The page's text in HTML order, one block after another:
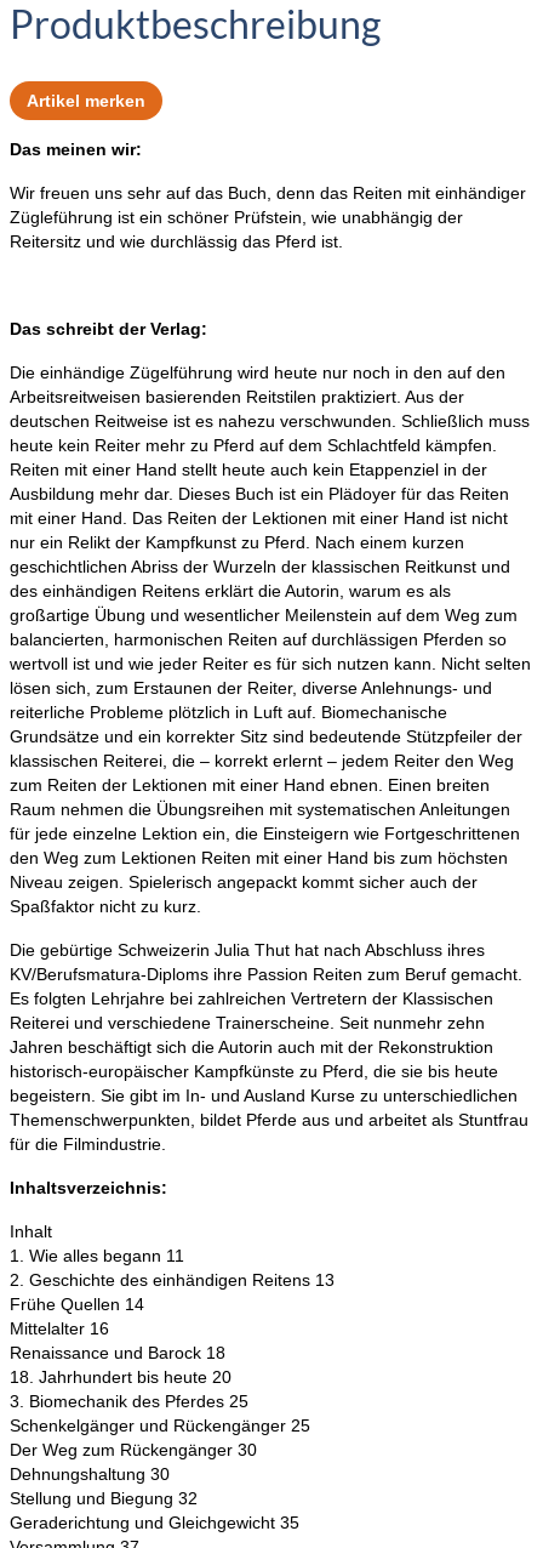
Produktbeschreibung
Artikel merken
Das meinen wir:
Wir freuen uns sehr auf das Buch, denn das Reiten mit einhändiger
Zügleführung ist ein schöner Prüfstein, wie unabhängig der
Reitersitz und wie durchlässig das Pferd ist.
Das schreibt der Verlag:
Die einhändige Zügelführung wird heute nur noch in den auf den
Arbeitsreitweisen basierenden Reitstilen praktiziert. Aus der
deutschen Reitweise ist es nahezu verschwunden. Schließlich muss
heute kein Reiter mehr zu Pferd auf dem Schlachtfeld kämpfen.
Reiten mit einer Hand stellt heute auch kein Etappenziel in der
Ausbildung mehr dar. Dieses Buch ist ein Plädoyer für das Reiten
mit einer Hand. Das Reiten der Lektionen mit einer Hand ist nicht
nur ein Relikt der Kampfkunst zu Pferd. Nach einem kurzen
geschichtlichen Abriss der Wurzeln der klassischen Reitkunst und
des einhändigen Reitens erklärt die Autorin, warum es als
großartige Übung und wesentlicher Meilenstein auf dem Weg zum
balancierten, harmonischen Reiten auf durchlässigen Pferden so
wertvoll ist und wie jeder Reiter es für sich nutzen kann. Nicht selten
lösen sich, zum Erstaunen der Reiter, diverse Anlehnungs- und
reiterliche Probleme plötzlich in Luft auf. Biomechanische
Grundsätze und ein korrekter Sitz sind bedeutende Stützpfeiler der
klassischen Reiterei, die – korrekt erlernt – jedem Reiter den Weg
zum Reiten der Lektionen mit einer Hand ebnen. Einen breiten
Raum nehmen die Übungsreihen mit systematischen Anleitungen
für jede einzelne Lektion ein, die Einsteigern wie Fortgeschrittenen
den Weg zum Lektionen Reiten mit einer Hand bis zum höchsten
Niveau zeigen. Spielerisch angepackt kommt sicher auch der
Spaßfaktor nicht zu kurz.
Die gebürtige Schweizerin Julia Thut hat nach Abschluss ihres
KV/Berufsmatura-Diploms ihre Passion Reiten zum Beruf gemacht.
Es folgten Lehrjahre bei zahlreichen Vertretern der Klassischen
Reiterei und verschiedene Trainerscheine. Seit nunmehr zehn
Jahren beschäftigt sich die Autorin auch mit der Rekonstruktion
historisch-europäischer Kampfkünste zu Pferd, die sie bis heute
begeistern. Sie gibt im In- und Ausland Kurse zu unterschiedlichen
Themenschwerpunkten, bildet Pferde aus und arbeitet als Stuntfrau
für die Filmindustrie.
Inhaltsverzeichnis:
Inhalt
1. Wie alles begann 11
2. Geschichte des einhändigen Reitens 13
Frühe Quellen 14
Mittelalter 16
Renaissance und Barock 18
18. Jahrhundert bis heute 20
3. Biomechanik des Pferdes 25
Schenkelgänger und Rückengänger 25
Der Weg zum Rückengänger 30
Dehnungshaltung 30
Stellung und Biegung 32
Geraderichtung und Gleichgewicht 35